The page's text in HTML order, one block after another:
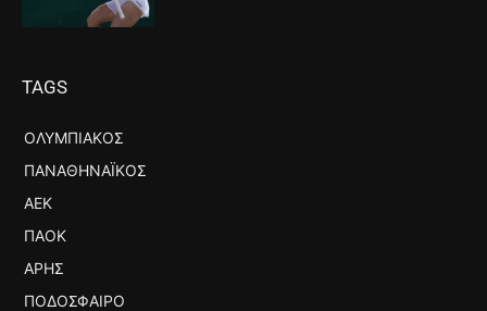
TAGS
ΟΛΥΜΠΙΑΚΌΣ
ΠΑΝΑΘΗΝΑΪΚΌΣ
ΑΕΚ
ΠΑΟΚ
ΆΡΗΣ
ΠΟΔΌΣΦΑΙΡΟ